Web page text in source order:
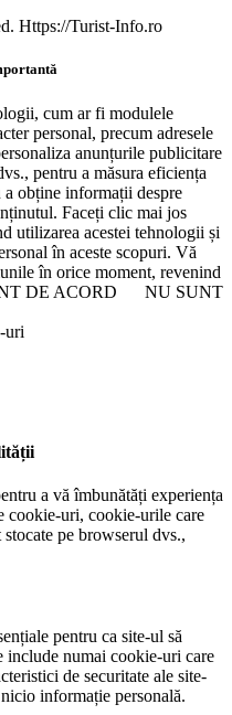
Https://Turist-Info.ro
cum ar fi modulele
personal, precum adresele
anunțurile publicitare
pentru a măsura eficiența
obține informații despre
Faceți clic mai jos
utilizarea acestei tehnologii și
în aceste scopuri. Vă
în orice moment, revenind
DE ACORD
NU SUNT
uri
a vă îmbunătăți experiența
cookie-uri, cookie-urile care
pe browserul dvs.,
pentru ca site-ul să
include numai cookie-uri care
de securitate ale site-
informație personală.